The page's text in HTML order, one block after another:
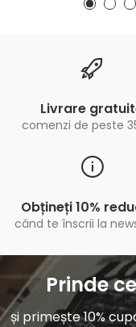
Livrare
comenzi de peste
Obțineți 10%
când te înscrii la
Prinde
și primește 10%